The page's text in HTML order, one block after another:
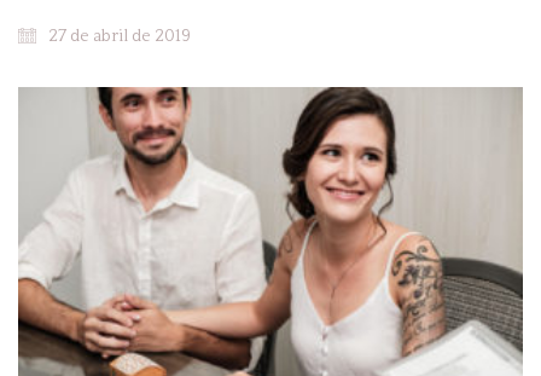
27 de abril de 2019